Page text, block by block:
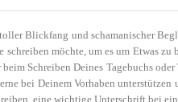
Blickfang und schamanischer
möchte, um es um Etwas
Schreiben Deines Tagebuchs
bei Deinem Vorhaben
eine wichtige Unterschrift bei